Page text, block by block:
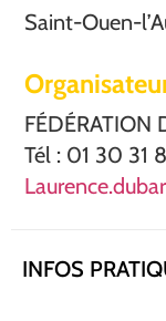
Saint-Ouen-
FÉDÉRATION
Tél : 01 30 31
INFOS